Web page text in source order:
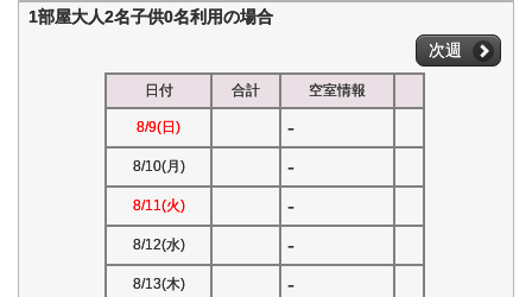
1部屋大人2名子供0名利用の場合
次週
日付 合計 空室情報
8/9(日) -
8/10(月) -
8/11(火) -
8/12(水) -
8/13(木) -